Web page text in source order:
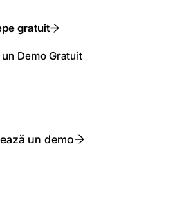
gratuit
Demo Gratuit
un demo